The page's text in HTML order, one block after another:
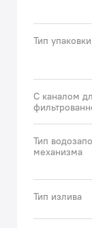
Тип упаковки
С каналом
Тип
механизма
Тип излива